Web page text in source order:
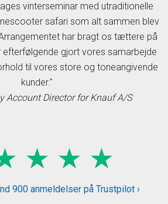
vinterseminar med utraditionelle
safari som alt sammen blev
har bragt os tættere på
efterfølgende gjort vores samarbejde
til vores store og toneangivende
kunder."
Account Director for Knauf A/S
★ ★ ★
900 anmeldelser på Trustpilot ›